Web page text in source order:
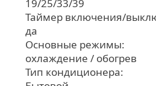
19/25/33/39
Таймер включения/
да
Основные режимы:
охлаждение / обогрев
Тип кондиционера: